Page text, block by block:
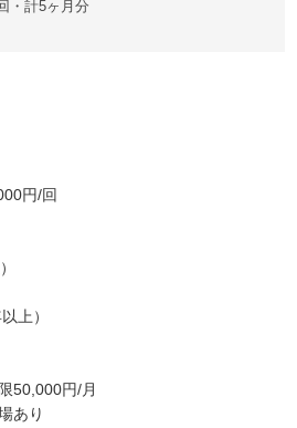
・計5ヶ月分
円/回
上）
50,000円/月
あり